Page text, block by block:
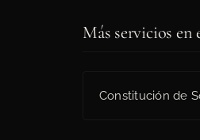
Más servicios en
Constitución de